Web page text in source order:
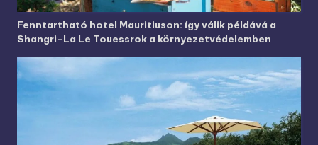
Fenntartható hotel Mauritiuson: így válik példává a
Shangri-La Le Touessrok a környezetvédelemben